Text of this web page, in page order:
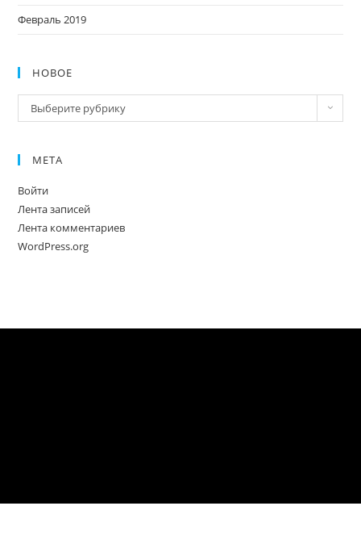
Февраль 2019
НОВОЕ
Новое
Выберите рубрику
МЕТА
Войти
Лента записей
Лента комментариев
WordPress.org